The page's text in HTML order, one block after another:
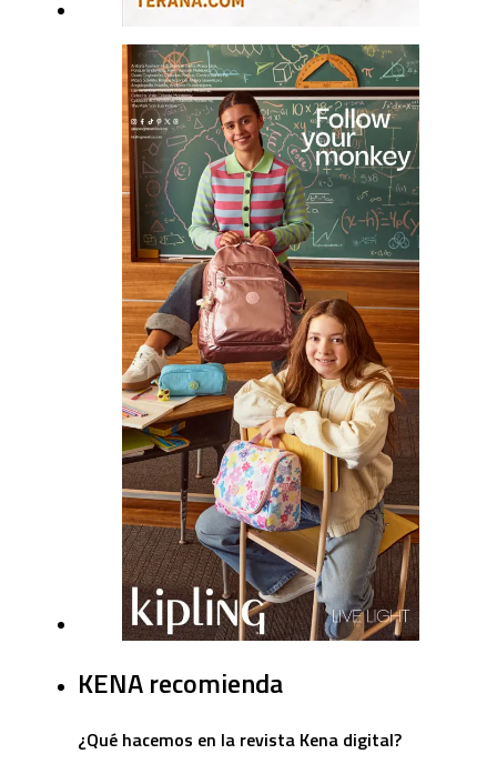
KENA recomienda
¿Qué hacemos en la revista Kena digital?